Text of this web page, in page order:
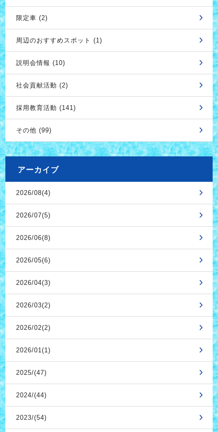
限定車 (2)
周辺のおすすめスポット (1)
説明会情報 (10)
社会貢献活動 (2)
採用教育活動 (141)
その他 (99)
アーカイブ
2026/08(4)
2026/07(5)
2026/06(8)
2026/05(6)
2026/04(3)
2026/03(2)
2026/02(2)
2026/01(1)
2025/(47)
2024/(44)
2023/(54)